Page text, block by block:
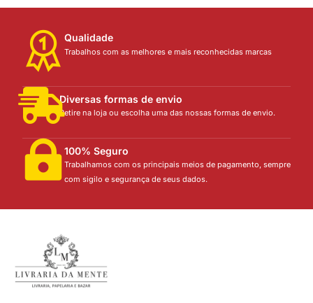
Qualidade
Trabalhos com as melhores e mais reconhecidas marcas
Diversas formas de envio
Retire na loja ou escolha uma das nossas formas de envio.
100% Seguro
Trabalhamos com os principais meios de pagamento, sempre
com sigilo e segurança de seus dados.